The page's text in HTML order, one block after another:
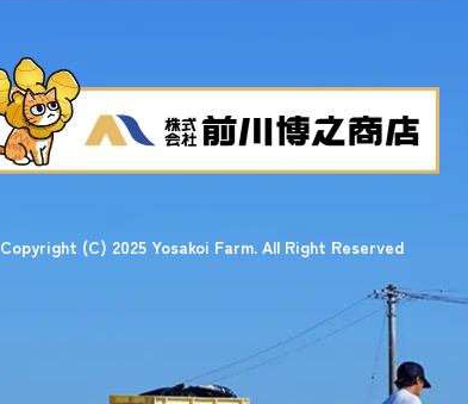
Copyright (C) 2025 Yosakoi Farm. All Right Reserved